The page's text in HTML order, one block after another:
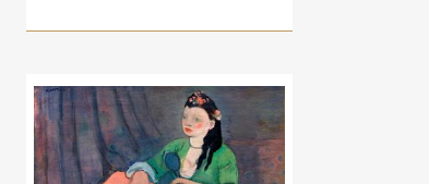
Jiří Kars(1880–1945)Žena se zrcátkem